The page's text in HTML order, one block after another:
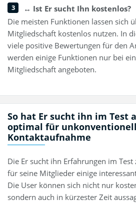
↔️ Ist Er sucht Ihn kostenlos?
Die meisten Funktionen lassen sich
Mitgliedschaft kostenlos nutzen. In
viele positive Bewertungen für den
werden einige Funktionen nur bei
Mitgliedschaft angeboten.
So hat Er sucht ihn im Test
optimal für
Kontaktaufnahme
Die Er sucht ihn Erfahrungen im Test
für seine Mitglieder einige
Die User können sich nicht nur
sondern auch in kürzester Zeit